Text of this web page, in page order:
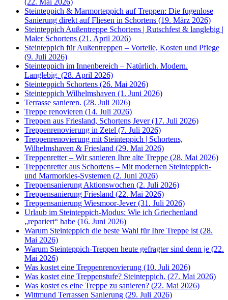
(22. Mai 2026)
Steinteppich & Marmorteppich auf Treppen: Die fugenlose
Sanierung direkt auf Fliesen in Schortens (19. März 2026)
Steinteppich Außentreppe Schortens | Rutschfest & langlebig |
Maler Schortens (21. April 2026)
Steinteppich für Außentreppen – Vorteile, Kosten und Pflege
(9. Juli 2026)
Steinteppich im Innenbereich – Natürlich. Modern.
Langlebig. (28. April 2026)
Steinteppich Schortens (26. Mai 2026)
Steinteppich Wilhelmshaven (1. Juni 2026)
Terrasse sanieren. (28. Juli 2026)
Treppe renovieren (14. Juli 2026)
Treppen aus Friesland, Schortens Jever (17. Juli 2026)
Treppenrenovierung in Zetel (7. Juli 2026)
Treppenrenovierung mit Steinteppich | Schortens,
Wilhelmshaven & Friesland (29. Mai 2026)
Treppenretter – Wir sanieren Ihre alte Treppe (28. Mai 2026)
Treppenretter aus Schortens – Mit modernen Steinteppich-
und Marmorkies-Systemen (2. Juni 2026)
Treppensanierung Aktionswochen (2. Juli 2026)
Treppensanierung Friesland (22. Mai 2026)
Treppensanierung Wiesmoor-Jever (31. Juli 2026)
Urlaub im Steinteppich-Modus: Wie ich Griechenland
„repariert“ habe (16. Juni 2026)
Warum Steinteppich die beste Wahl für Ihre Treppe ist (28.
Mai 2026)
Warum Steinteppich-Treppen heute gefragter sind denn je (22.
Mai 2026)
Was kostet eine Treppenrenovierung (10. Juli 2026)
Was kostet eine Treppenstufe? Steinteppich. (27. Mai 2026)
Was kostet es eine Treppe zu sanieren? (22. Mai 2026)
Wittmund Terrassen Sanierung (29. Juli 2026)